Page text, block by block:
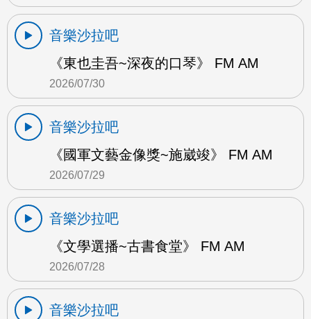
音樂沙拉吧
《東也圭吾~深夜的口琴》 FM AM
2026/07/30
音樂沙拉吧
《國軍文藝金像獎~施崴竣》 FM AM
2026/07/29
音樂沙拉吧
《文學選播~古書食堂》 FM AM
2026/07/28
音樂沙拉吧